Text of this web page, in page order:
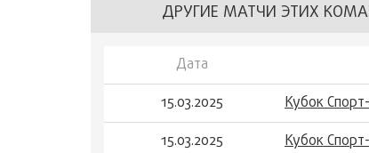
ДРУГИЕ МАТЧИ ЭТИХ
Дата
15.03.2025
Кубок
15.03.2025
Кубок